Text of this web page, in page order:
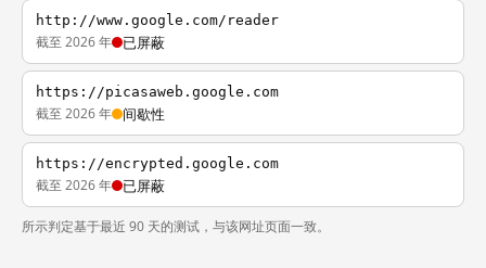
http://www.google.com/reader
截至 2026 年 已屏蔽
https://picasaweb.google.com
截至 2026 年 间歇性
https://encrypted.google.com
截至 2026 年 已屏蔽
所示判定基于最近 90 天的测试，与该网址页面一致。